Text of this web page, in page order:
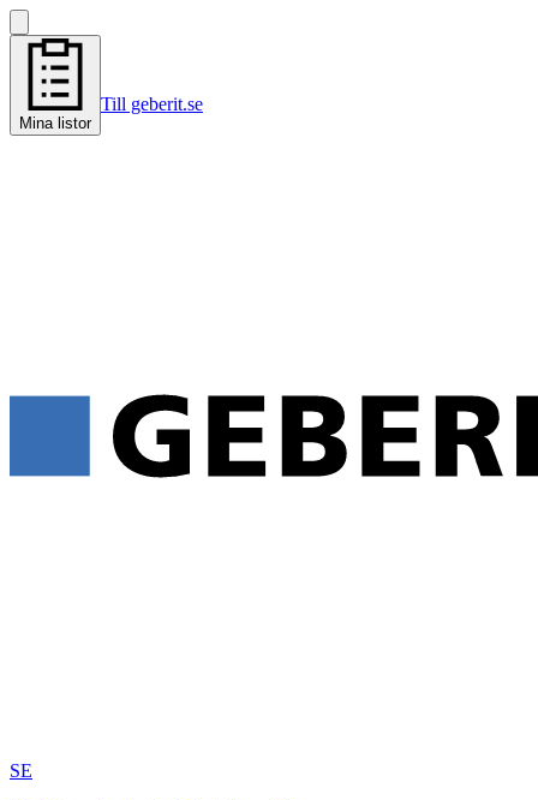
Mina listor
Till geberit.se
SE